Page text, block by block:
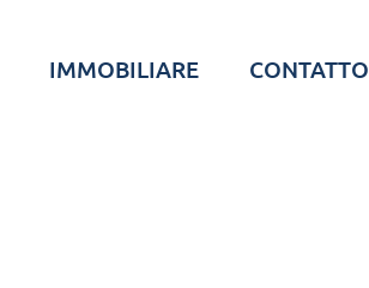
IMMOBILIARE CONTATTO